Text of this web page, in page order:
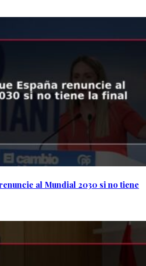
al Mundial 2030 si no tiene